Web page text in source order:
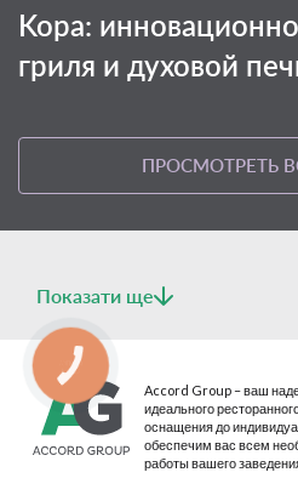
Kopa:
гриля и духовой
ПРОСМОТРЕТЬ
Показати ще
Accord Group – ваш
идеального
оснащения до
обеспечим вас всем
работы вашего
КНОПКА
СВЯЗИ